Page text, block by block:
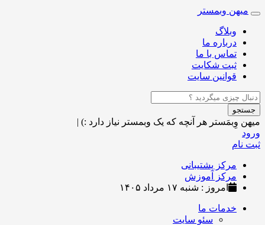
Toggle
navigation
میهن وبمستر
وبلاگ
درباره ما
تماس با ما
ثبت شکایت
قوانین سایت
جستجو
میهن وِبمَستر هر آنچه که یک وبمستر نیاز دارد :) |
ورود
ثبت نام
مرکز پشتیبانی
مرکز آموزش
امروز : شنبه ۱۷ مرداد ۱۴۰۵
خدمات ما
سئو سایت